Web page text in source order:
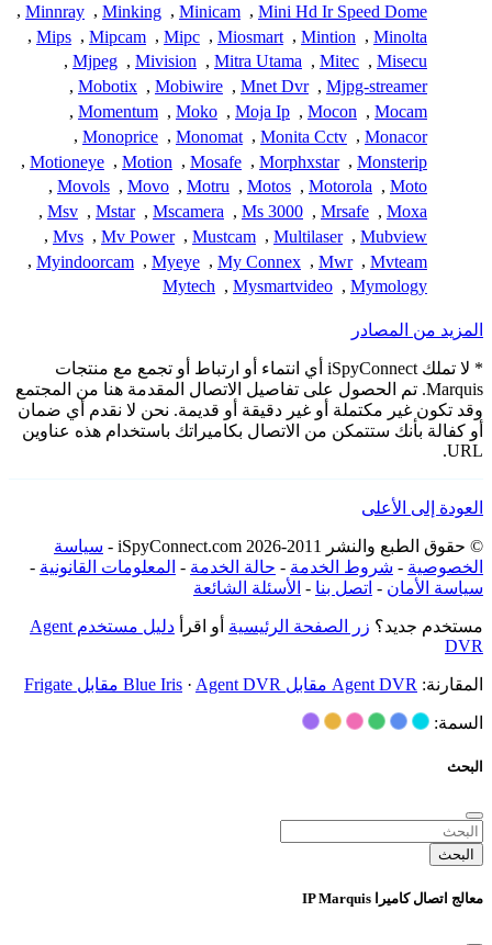
Mini Hd Ir Speed Dome
,
Minicam
,
Minking
,
Minnray
,
Minolta
,
Mintion
,
Miosmart
,
Mipc
,
Mipcam
,
Mips
,
Misecu
,
Mitec
,
Mitra Utama
,
Mivision
,
Mjpeg
,
Mjpg-streamer
,
Mnet Dvr
,
Mobiwire
,
Mobotix
,
Mocam
,
Mocon
,
Moja Ip
,
Moko
,
Momentum
,
Monacor
,
Monita Cctv
,
Monomat
,
Monoprice
,
Monsterip
,
Morphxstar
,
Mosafe
,
Motion
,
Motioneye
,
Moto
,
Motorola
,
Motos
,
Motru
,
Movo
,
Movols
,
Moxa
,
Mrsafe
,
Ms 3000
,
Mscamera
,
Mstar
,
Msv
,
Mubview
,
Multilaser
,
Mustcam
,
Mv Power
,
Mvs
,
Mvteam
,
Mwr
,
My Connex
,
Myeye
,
Myindoorcam
,
Mymology
,
Mysmartvideo
,
Mytech
المزيد من المصادر
* لا تملك iSpyConnect أي انتماء أو ارتباط أو تجمع مع منتجات
Marquis. تم الحصول على تفاصيل الاتصال المقدمة هنا من المجتمع
وقد تكون غير مكتملة أو غير دقيقة أو قديمة. نحن لا نقدم أي ضمان
أو كفالة بأنك ستتمكن من الاتصال بكاميراتك باستخدام هذه عناوين
URL.
العودة إلى الأعلى
© حقوق الطبع والنشر 2011-2026 iSpyConnect.com -
سياسة
الخصوصية - شروط الخدمة - حالة الخدمة - المعلومات القانونية -
سياسة الأمان - اتصل بنا - الأسئلة الشائعة
مستخدم جديد؟ زر الصفحة الرئيسية أو اقرأ
دليل مستخدم Agent
DVR
المقارنة: Agent DVR مقابل Blue Iris · Agent DVR مقابل Frigate
السمة:
البحث
البحث
معالج اتصال كاميرا IP Marquis